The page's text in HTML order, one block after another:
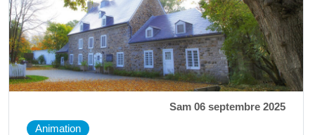
Sam 06 septembre 2025
Animation